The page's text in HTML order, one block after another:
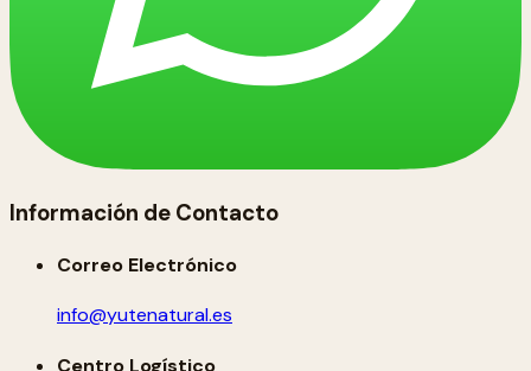
Información de Contacto
Correo Electrónico
info@yutenatural.es
Centro Logístico